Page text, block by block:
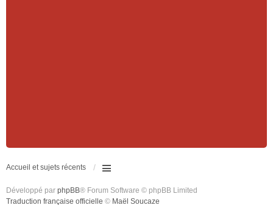
Accueil et sujets récents
Développé par phpBB® Forum Software © phpBB Limited
Traduction française officielle © Maël Soucaze